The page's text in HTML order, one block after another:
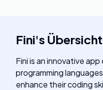
Fini's Übersicht
Fini is an innovative
programming
enhance their coding